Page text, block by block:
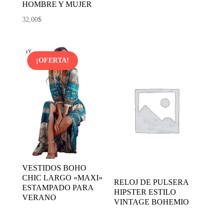
HOMBRE Y MUJER
32,00$
¡OFERTA!
VESTIDOS BOHO
CHIC LARGO «MAXI»
ESTAMPADO PARA
VERANO
RELOJ DE PULSERA
HIPSTER ESTILO
VINTAGE BOHEMIO